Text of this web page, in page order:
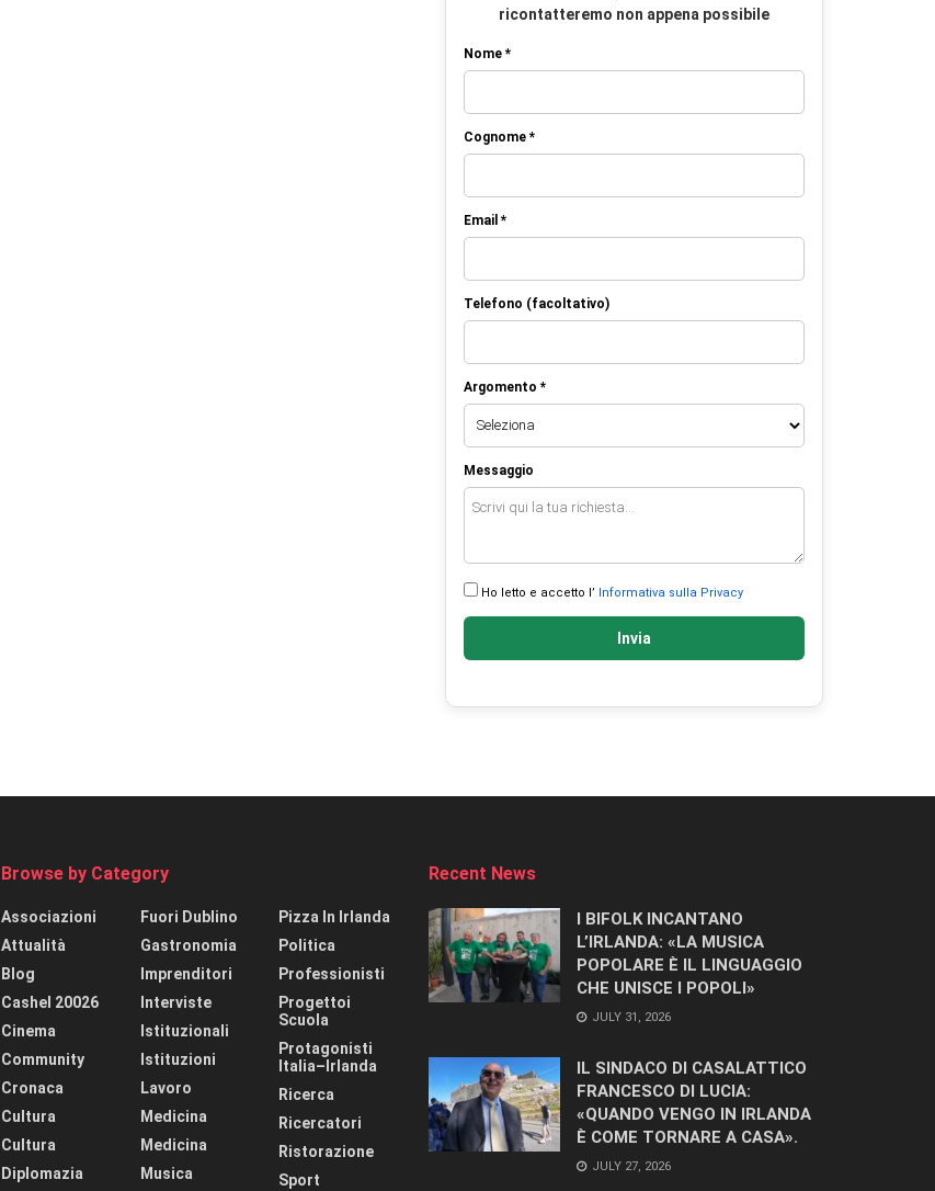
ricontatteremo non appena possibile
Nome *
Cognome *
Email *
Telefono (facoltativo)
Argomento *
Messaggio
Ho letto e accetto l’ Informativa sulla Privacy
Invia
Browse by Category
Associazioni
Attualità
Blog
Cashel 20026
Cinema
Community
Cronaca
Cultura
Cultura
Diplomazia
Fuori Dublino
Gastronomia
Imprenditori
Interviste
Istituzionali
Istituzioni
Lavoro
Medicina
Medicina
Musica
Pizza In Irlanda
Politica
Professionisti
Progettoi
Scuola
Protagonisti
Italia–Irlanda
Ricerca
Ricercatori
Ristorazione
Sport
Recent News
I BIFOLK INCANTANO
L’IRLANDA: «LA MUSICA
POPOLARE È IL LINGUAGGIO
CHE UNISCE I POPOLI»
JULY 31, 2026
IL SINDACO DI CASALATTICO
FRANCESCO DI LUCIA:
«QUANDO VENGO IN IRLANDA
È COME TORNARE A CASA».
JULY 27, 2026